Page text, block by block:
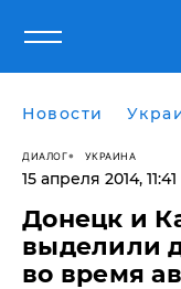
Новости
ДИАЛОГ УКРАИНА
15 апреля 2014, 11:41
Донецк и
выделили
во время